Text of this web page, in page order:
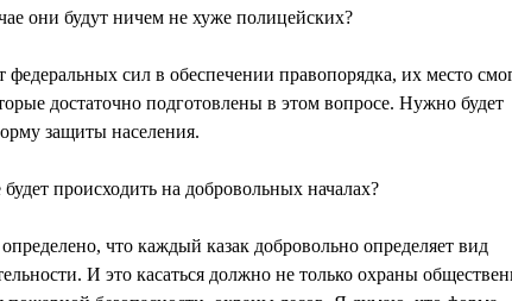
они будут ничем не хуже полицейских?
федеральных сил в обеспечении правопорядка, их место
достаточно подготовлены в этом вопросе. Нужно будет
защиты населения.
происходить на добровольных началах?
что каждый казак добровольно определяет вид
И это касаться должно не только охраны